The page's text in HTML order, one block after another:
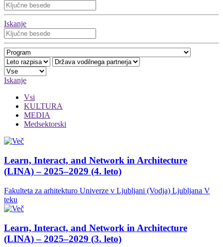
Iskanje
Iskanje
Vsi
KULTURA
MEDIA
Medsektorski
Learn, Interact, and Network in Architecture
(LINA) – 2025–2029 (4. leto)
Fakulteta za arhitekturo Univerze v Ljubljani (Vodja) Ljubljana V
teku
Learn, Interact, and Network in Architecture
(LINA) – 2025–2029 (3. leto)